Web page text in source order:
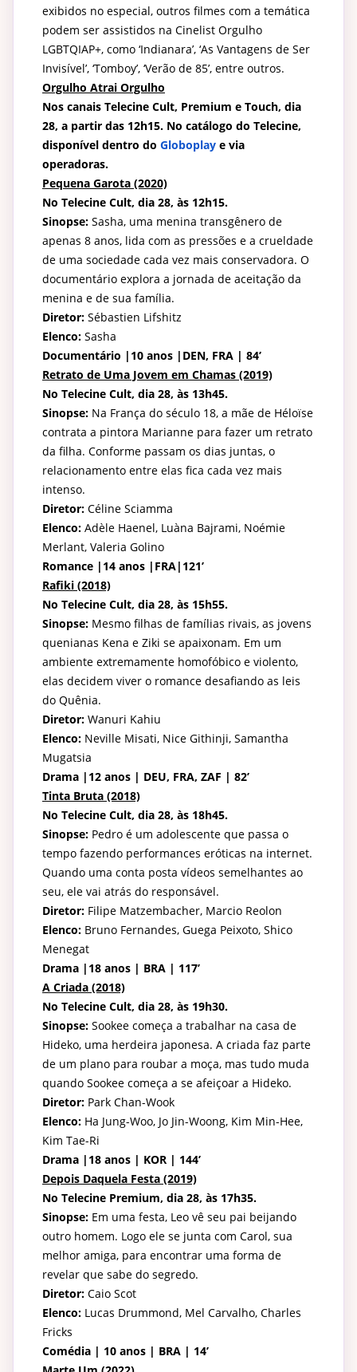
exibidos no especial, outros filmes com a temática
podem ser assistidos na Cinelist Orgulho
LGBTQIAP+, como ‘Indianara’, ‘As Vantagens de Ser
Invisível’, ‘Tomboy’, ‘Verão de 85’, entre outros.
Orgulho Atrai Orgulho
Nos canais Telecine Cult, Premium e Touch, dia
28, a partir das 12h15. No catálogo do Telecine,
disponível dentro do Globoplay e via
operadoras.
Pequena Garota (2020)
No Telecine Cult, dia 28, às 12h15.
Sinopse: Sasha, uma menina transgênero de
apenas 8 anos, lida com as pressões e a crueldade
de uma sociedade cada vez mais conservadora. O
documentário explora a jornada de aceitação da
menina e de sua família.
Diretor: Sébastien Lifshitz
Elenco: Sasha
Documentário |10 anos |DEN, FRA | 84’
Retrato de Uma Jovem em Chamas (2019)
No Telecine Cult, dia 28, às 13h45.
Sinopse: Na França do século 18, a mãe de Héloïse
contrata a pintora Marianne para fazer um retrato
da filha. Conforme passam os dias juntas, o
relacionamento entre elas fica cada vez mais
intenso.
Diretor: Céline Sciamma
Elenco: Adèle Haenel, Luàna Bajrami, Noémie
Merlant, Valeria Golino
Romance |14 anos |FRA|121’
Rafiki (2018)
No Telecine Cult, dia 28, às 15h55.
Sinopse: Mesmo filhas de famílias rivais, as jovens
quenianas Kena e Ziki se apaixonam. Em um
ambiente extremamente homofóbico e violento,
elas decidem viver o romance desafiando as leis
do Quênia.
Diretor: Wanuri Kahiu
Elenco: Neville Misati, Nice Githinji, Samantha
Mugatsia
Drama |12 anos | DEU, FRA, ZAF | 82’
Tinta Bruta (2018)
No Telecine Cult, dia 28, às 18h45.
Sinopse: Pedro é um adolescente que passa o
tempo fazendo performances eróticas na internet.
Quando uma conta posta vídeos semelhantes ao
seu, ele vai atrás do responsável.
Diretor: Filipe Matzembacher, Marcio Reolon
Elenco: Bruno Fernandes, Guega Peixoto, Shico
Menegat
Drama |18 anos | BRA | 117’
A Criada (2018)
No Telecine Cult, dia 28, às 19h30.
Sinopse: Sookee começa a trabalhar na casa de
Hideko, uma herdeira japonesa. A criada faz parte
de um plano para roubar a moça, mas tudo muda
quando Sookee começa a se afeiçoar a Hideko.
Diretor: Park Chan-Wook
Elenco: Ha Jung-Woo, Jo Jin-Woong, Kim Min-Hee,
Kim Tae-Ri
Drama |18 anos | KOR | 144’
Depois Daquela Festa (2019)
No Telecine Premium, dia 28, às 17h35.
Sinopse: Em uma festa, Leo vê seu pai beijando
outro homem. Logo ele se junta com Carol, sua
melhor amiga, para encontrar uma forma de
revelar que sabe do segredo.
Diretor: Caio Scot
Elenco: Lucas Drummond, Mel Carvalho, Charles
Fricks
Comédia | 10 anos | BRA | 14’